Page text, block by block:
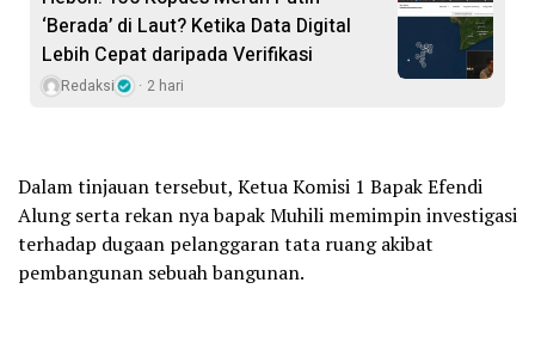
‘Berada’ di Laut? Ketika Data Digital
Lebih Cepat daripada Verifikasi
Redaksi 2 hari
Dalam tinjauan tersebut, Ketua Komisi 1 Bapak Efendi
Alung serta rekan nya bapak Muhili memimpin investigasi
terhadap dugaan pelanggaran tata ruang akibat
pembangunan sebuah bangunan.